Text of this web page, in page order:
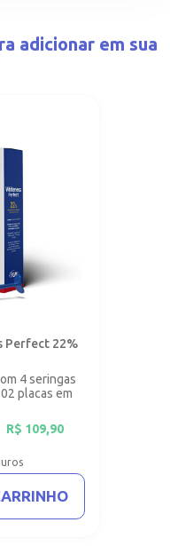
adicionar em sua
Perfect 22%
4 seringas
placas em
R$ 109,90